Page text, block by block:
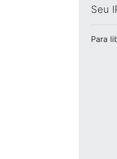
Seu
Para